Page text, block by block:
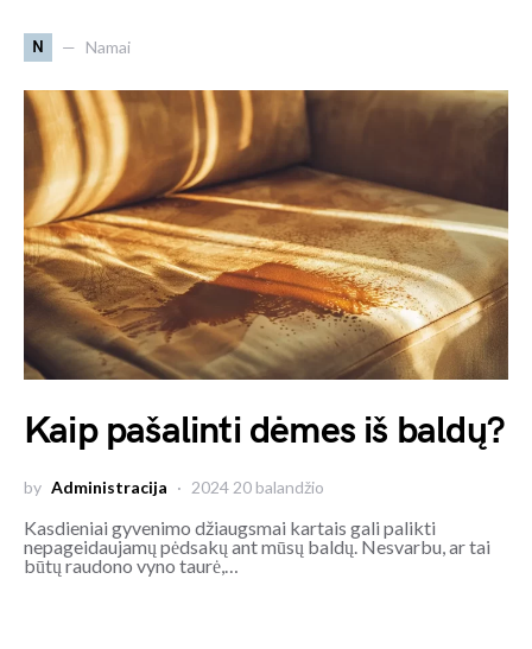
N Namai
Kaip pašalinti dėmes iš baldų?
by Administracija 2024 20 balandžio
Kasdieniai gyvenimo džiaugsmai kartais gali palikti
nepageidaujamų pėdsakų ant mūsų baldų. Nesvarbu, ar tai
būtų raudono vyno taurė,…